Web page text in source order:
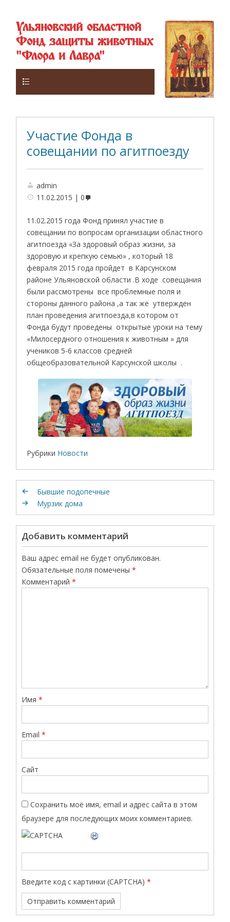
Ульяновский областной
Фонд защиты животных
"Флора и Лавра"
Участие Фонда в
совещании по агитпоезду
admin
11.02.2015
0
11.02.2015 года Фонд принял участие в
совещании по вопросам организации областного
агитпоезда «За здоровый образ жизни, за
здоровую и крепкую семью» , который 18
февраля 2015 года пройдет в Карсунском
районе Ульяновской области .В ходе совещания
были рассмотрены все проблемные поля и
стороны данного района ,а так же утвержден
план проведения агитпоезда,в котором от
Фонда будут проведены открытые уроки на тему
«Милосердного отношения к животным » для
учеников 5-6 классов средней
общеобразовательной Карсунской школы .
Рубрики Новости
Бывшие подопечные
Мурзик дома
Добавить комментарий
Ваш адрес email не будет опубликован.
Обязательные поля помечены*
Комментарий*
Имя*
Email*
Сайт
Сохранить моё имя, email и адрес сайта в этом
браузере для последующих моих комментариев.
Введите код с картинки (CAPTCHA) *